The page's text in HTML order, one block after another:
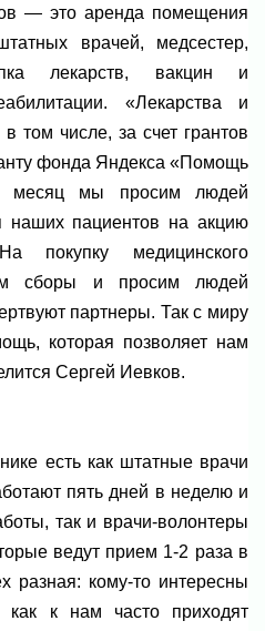
— это аренда помещения
врачей, медсестер,
лекарств, вакцин и
«Лекарства и
том числе, за счет грантов
фонда Яндекса «Помощь
месяц мы просим людей
наших пациентов на акцию
покупку медицинского
сборы и просим людей
партнеры. Так с миру
которая позволяет нам
Сергей Иевков.
есть как штатные врачи
пять дней в неделю и
так и врачи-волонтеры
ведут прием 1-2 раза в
разная: кому-то интересны
как к нам часто приходят